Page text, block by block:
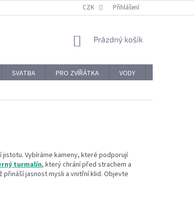
REKLAMACE A VRÁCENÍ ZBOŽÍ
CZK Přihlášení
NÁKUPNÍ
Prázdný košík
SVATBA PRO ZVÍŘÁTKA VODY
Vybíráme kameny, které podporují
turmalín, který chrání před strachem a
přináší jasnost mysli a vnitřní klid. Objevte